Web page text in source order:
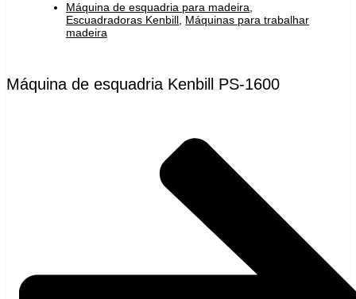
Máquina de esquadria para madeira,
Escuadradoras Kenbill, Máquinas para trabalhar
madeira
Máquina de esquadria Kenbill PS-1600